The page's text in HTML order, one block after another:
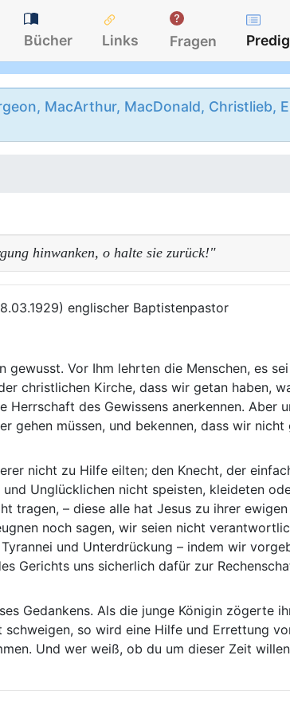
Bücher Links Fragen
MacArthur, MacDonald, Christlieb,
hinwanken, o halte sie zurück!"
englischer Baptistenpastor
Vor Ihm lehrten die Menschen, es
christlichen Kirche, dass wir getan haben,
des Gewissens anerkennen. Aber
gehen müssen, und bekennen, dass wir
nicht zu Hilfe eilten; den Knecht, der
Unglücklichen nicht speisten, kleideten
tragen, – diese alle hat Jesus zu ihrer
noch sagen, wir seien nicht
und Unterdrückung – indem wir
Gerichts uns sicherlich dafür zur
Gedankens. Als die junge Königin zögerte
so wird eine Hilfe und Errettung
Und wer weiß, ob du um dieser Zeit